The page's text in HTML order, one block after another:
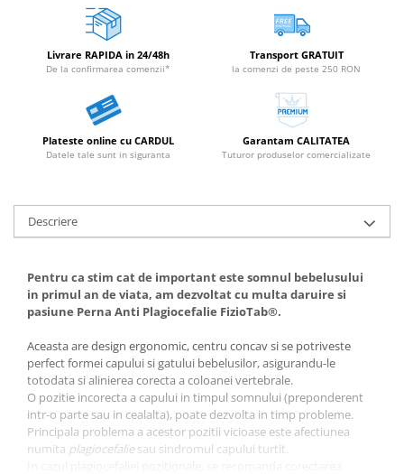
Livrare RAPIDA in 24/48h
De la confirmarea comenzii*
Transport GRATUIT
la comenzi de peste 250 RON
Plateste online cu CARDUL
Datele tale sunt in siguranta
Garantam CALITATEA
Tuturor produselor comercializate
Descriere
Pentru ca stim cat de important este somnul bebelusului
in primul an de viata, am dezvoltat cu multa daruire si
pasiune Perna Anti Plagiocefalie FizioTab®.
Aceasta are design ergonomic, centru concav si se potriveste
perfect formei capului si gatului bebelusilor, asigurandu-le
totodata si alinierea corecta a coloanei vertebrale.
O pozitie incorecta a capului in timpul somnului (preponderent
intr-o parte sau in cealalta), poate dezvolta in timp probleme.
Principala problema a acestor pozitii vicioase este afectiunea
numita plagiocefaliesau sindromul capului turtit.